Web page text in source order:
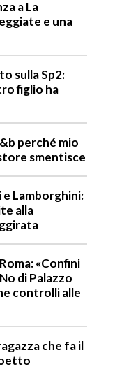
a La
e una
sulla Sp2:
figlio ha
perché mio
smentisce
Lamborghini:
alla
«Confini
di Palazzo
controlli alle
che fa il